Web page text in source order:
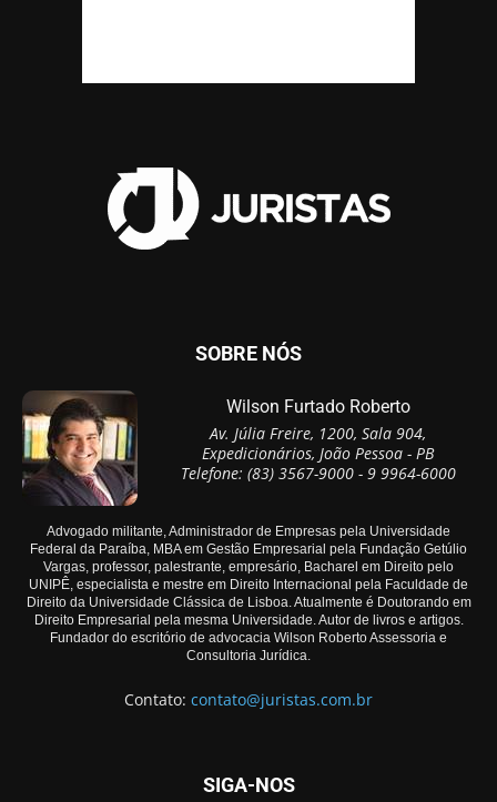
SOBRE NÓS
Wilson Furtado Roberto
Av. Júlia Freire, 1200, Sala 904,
Expedicionários, João Pessoa - PB
Telefone: (83) 3567-9000 - 9 9964-6000
Advogado militante, Administrador de Empresas pela Universidade
Federal da Paraíba, MBA em Gestão Empresarial pela Fundação Getúlio
Vargas, professor, palestrante, empresário, Bacharel em Direito pelo
UNIPÊ, especialista e mestre em Direito Internacional pela Faculdade de
Direito da Universidade Clássica de Lisboa. Atualmente é Doutorando em
Direito Empresarial pela mesma Universidade. Autor de livros e artigos.
Fundador do escritório de advocacia Wilson Roberto Assessoria e
Consultoria Jurídica.
Contato: contato@juristas.com.br
SIGA-NOS